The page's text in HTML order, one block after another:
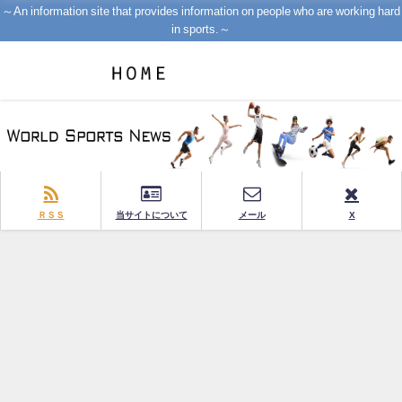
～An information site that provides information on people who are working hard
in sports.～
ＲＳＳ 当サイトについて メール X